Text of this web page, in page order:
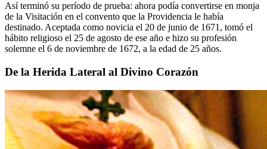
Así terminó su período de prueba: ahora podía convertirse en monja
de la Visitación en el convento que la Providencia le había
destinado. Aceptada como novicia el 20 de junio de 1671, tomó el
hábito religioso el 25 de agosto de ese año e hizo su profesión
solemne el 6 de noviembre de 1672, a la edad de 25 años.
De la Herida Lateral al Divino Corazón